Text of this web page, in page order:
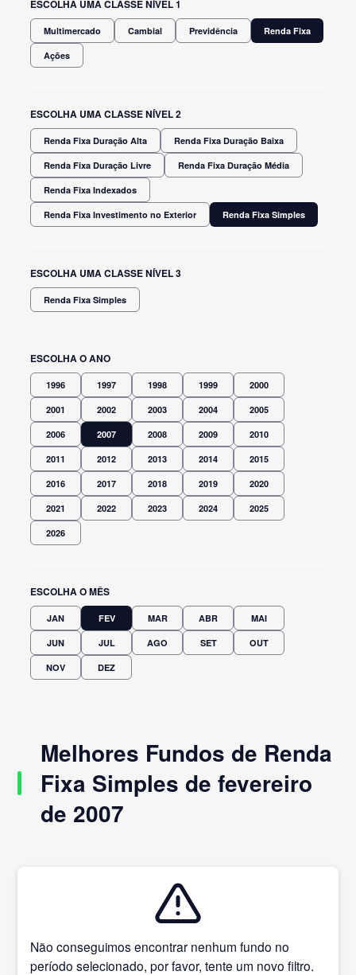
ESCOLHA UMA CLASSE NÍVEL 1
Multimercado Cambial Previdência Renda Fixa
Ações
ESCOLHA UMA CLASSE NÍVEL 2
Renda Fixa Duração Alta Renda Fixa Duração Baixa
Renda Fixa Duração Livre Renda Fixa Duração Média
Renda Fixa Indexados
Renda Fixa Investimento no Exterior Renda Fixa Simples
ESCOLHA UMA CLASSE NÍVEL 3
Renda Fixa Simples
ESCOLHA O ANO
1996 1997 1998 1999 2000
2001 2002 2003 2004 2005
2006 2007 2008 2009 2010
2011 2012 2013 2014 2015
2016 2017 2018 2019 2020
2021 2022 2023 2024 2025
2026
ESCOLHA O MÊS
JAN FEV MAR ABR MAI
JUN JUL AGO SET OUT
NOV DEZ
Melhores Fundos de Renda
Fixa Simples de fevereiro
de 2007
Não conseguimos encontrar nenhum fundo no
período selecionado, por favor, tente um novo filtro.